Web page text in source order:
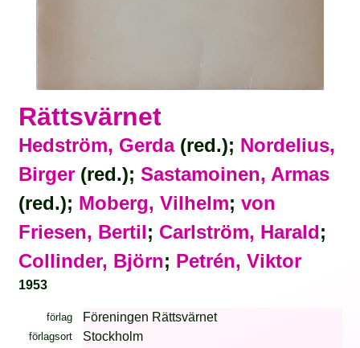
Rättsvärnet
Hedström, Gerda(red.); Nordelius,
Birger(red.); Sastamoinen, Armas
(red.); Moberg, Vilhelm; von
Friesen, Bertil; Carlström, Harald;
Collinder, Björn; Petrén, Viktor
1953
förlag Föreningen Rättsvärnet
förlagsort Stockholm